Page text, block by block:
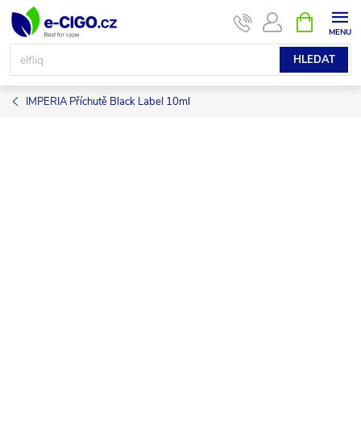
Přejít
obsah
HLEDAT
NÁKUPNÍ
KOŠÍK
IMPERIA Příchutě Black Label 10ml